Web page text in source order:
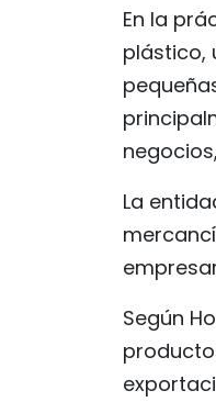
En la
plástico,
La
Según